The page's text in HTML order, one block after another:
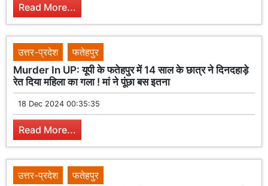
Read More...
उत्तर-प्रदेश
फतेहपुर
Murder In UP: यूपी के फतेहपुर में 14 साल के छात्र ने दिनदहाड़े
रेत दिया महिला का गला ! मां ने पूंछा बस इतना
18 Dec 2024 00:35:35
Read More...
उत्तर-प्रदेश
फतेहपुर